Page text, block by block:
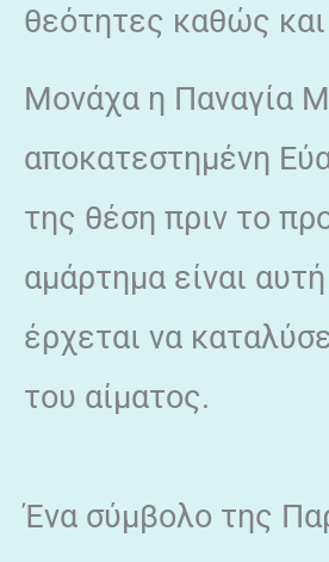
θεότητες καθώς
Μονάχα η Παναγία
αποκατεστημένη
της θέση πριν το
αμάρτημα είναι
έρχεται να
του αίματος.
Ένα σύμβολο της